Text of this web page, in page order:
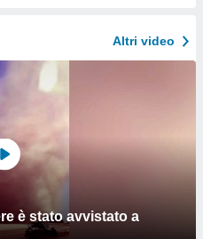
Altri video
è stato avvistato a